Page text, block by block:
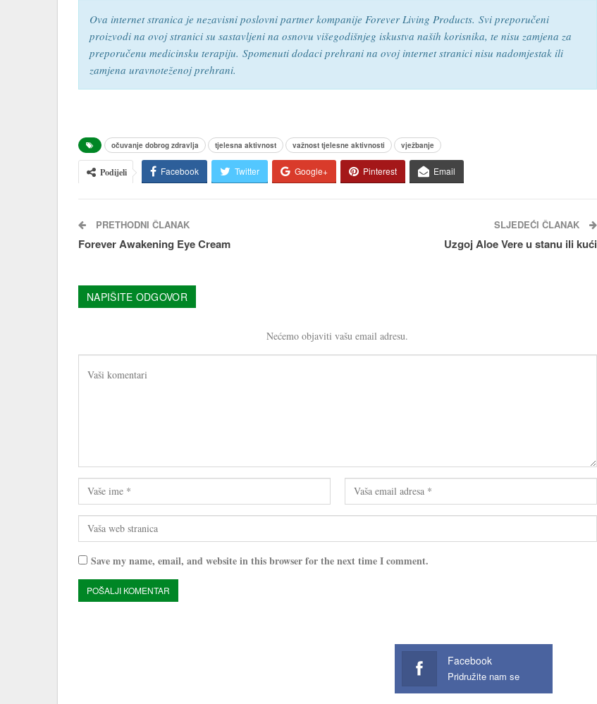
Ova internet stranica je nezavisni poslovni partner kompanije Forever Living Products. Svi preporučeni
proizvodi na ovoj stranici su sastavljeni na osnovu višegodišnjeg iskustva naših korisnika, te nisu zamjena za
preporučenu medicinsku terapiju. Spomenuti dodaci prehrani na ovoj internet stranici nisu nadomjestak ili
zamjena uravnoteženoj prehrani.
očuvanje dobrog zdravlja tjelesna aktivnost važnost tjelesne aktivnosti vježbanje
Podijeli Facebook Twitter Google+ Pinterest Email
PRETHODNI ČLANAK
Forever Awakening Eye Cream
SLJEDEĆI ČLANAK
Uzgoj Aloe Vere u stanu ili kući
NAPIŠITE ODGOVOR
Nećemo objaviti vašu email adresu.
Save my name, email, and website in this browser for the next time I comment.
Facebook
Pridružite nam se